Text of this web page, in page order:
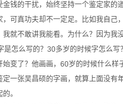
钱的干扰，始终坚持一个鉴定家的
可真功夫却不一定足。比如我自己
就不敢讲我能看。为什么？因为我
怎么写的？30多岁的时候字怎么
变了？他画画，60岁的时候什么
一张吴昌硕的字画，就算上面没有
。